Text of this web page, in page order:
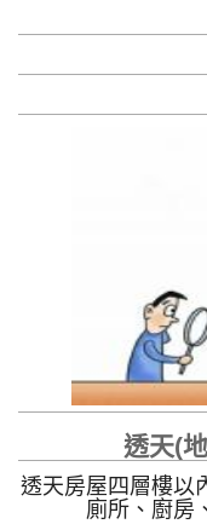
透天(
透天房屋四層樓以
廁所、廚房